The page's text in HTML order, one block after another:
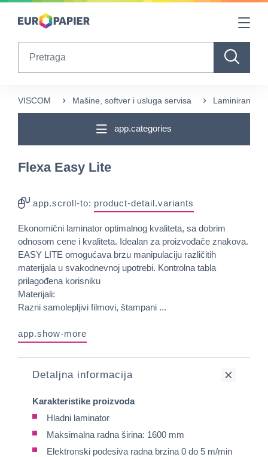
Table Of Content
VISCOM Mašine, softver i usluga servisa Laminiranje i
app.categories
Flexa Easy Lite
app.scroll-to: product-detail.variants
Ekonomični laminator optimalnog kvaliteta, sa dobrim
odnosom cene i kvaliteta. Idealan za proizvođače znakova.
EASY LITE omogućava brzu manipulaciju različitih
materijala u svakodnevnoj upotrebi. Kontrolna tabla
prilagođena korisniku
Materijali:
Razni samolepljivi filmovi, štampani ...
app.show-more
Detaljna informacija
Karakteristike proizvoda
Hladni laminator
Maksimalna radna širina: 1600 mm
Elektronski podesiva radna brzina 0 do 5 m/min